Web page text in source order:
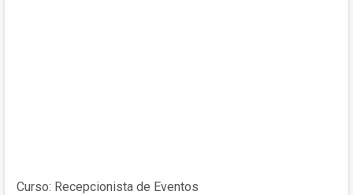
Curso: Recepcionista de Eventos